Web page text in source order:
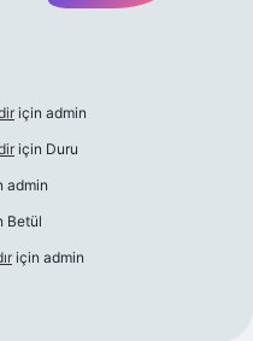
için admin
için Duru
admin
Betül
için admin